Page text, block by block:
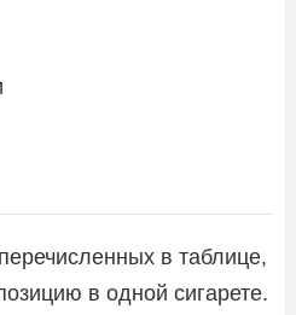
в таблице,
в одной сигарете.